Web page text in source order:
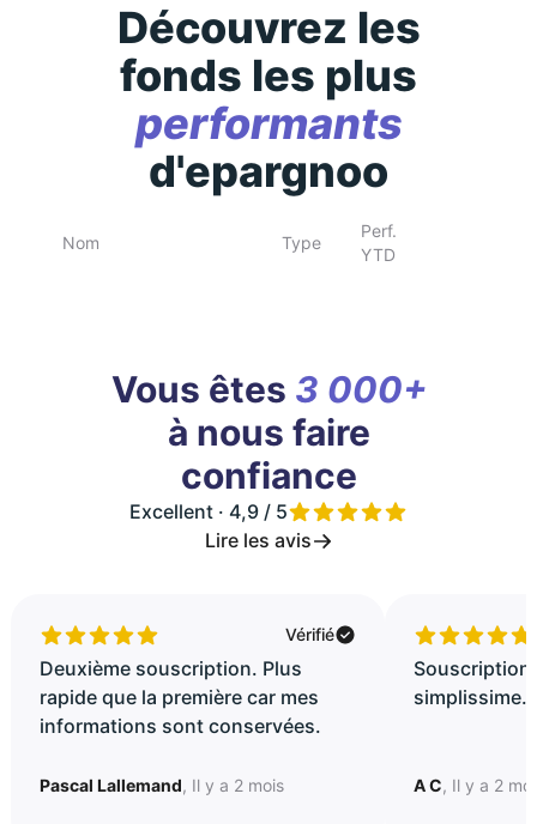
Découvrez les
fonds les plus
performants
d'epargnoo
Nom Type
Perf.
YTD
Vous êtes 3 000+
à nous faire
confiance
Excellent · 4,9 / 5
Lire les avis
Vérifié
Deuxième souscription. Plus
rapide que la première car mes
informations sont conservées.
Pascal Lallemand, Il y a 2 mois
Souscription
A C, Il y a 2